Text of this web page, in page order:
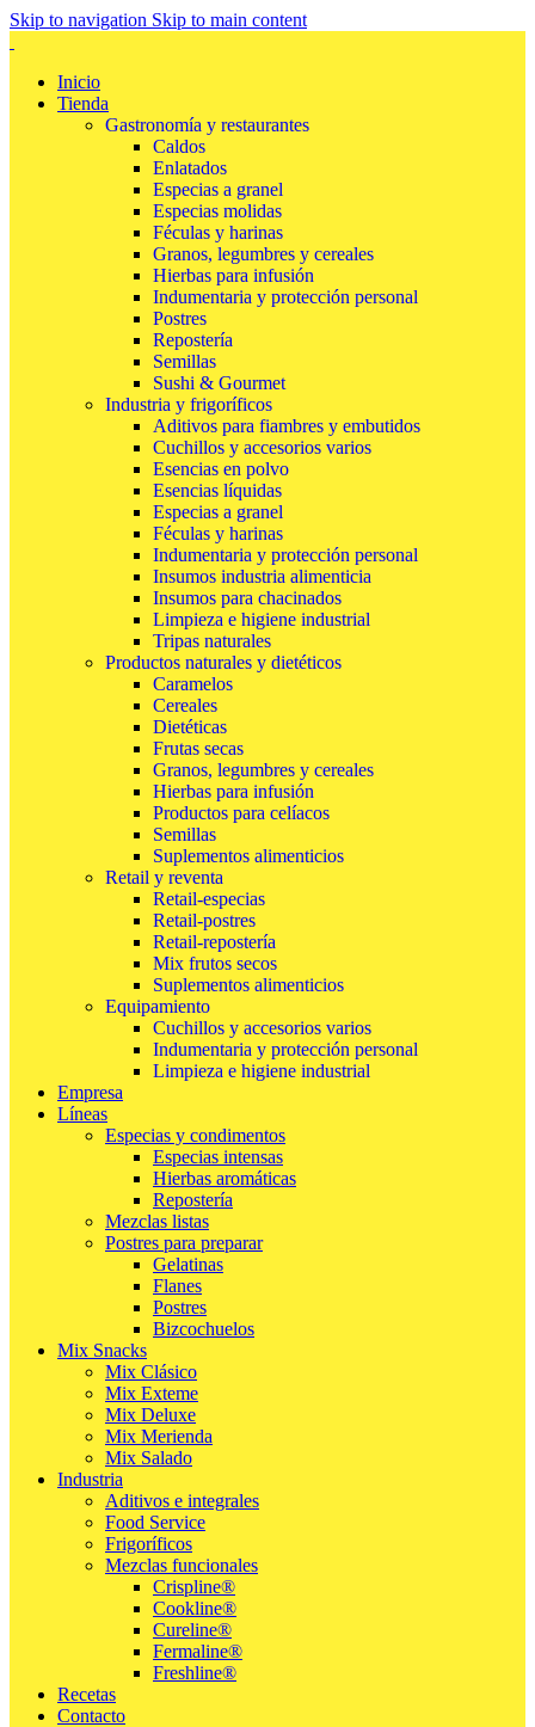
Skip to navigation Skip to main content
Inicio
Tienda
Gastronomía y restaurantes
Caldos
Enlatados
Especias a granel
Especias molidas
Féculas y harinas
Granos, legumbres y cereales
Hierbas para infusión
Indumentaria y protección personal
Postres
Repostería
Semillas
Sushi & Gourmet
Industria y frigoríficos
Aditivos para fiambres y embutidos
Cuchillos y accesorios varios
Esencias en polvo
Esencias líquidas
Especias a granel
Féculas y harinas
Indumentaria y protección personal
Insumos industria alimenticia
Insumos para chacinados
Limpieza e higiene industrial
Tripas naturales
Productos naturales y dietéticos
Caramelos
Cereales
Dietéticas
Frutas secas
Granos, legumbres y cereales
Hierbas para infusión
Productos para celíacos
Semillas
Suplementos alimenticios
Retail y reventa
Retail-especias
Retail-postres
Retail-repostería
Mix frutos secos
Suplementos alimenticios
Equipamiento
Cuchillos y accesorios varios
Indumentaria y protección personal
Limpieza e higiene industrial
Empresa
Líneas
Especias y condimentos
Especias intensas
Hierbas aromáticas
Repostería
Mezclas listas
Postres para preparar
Gelatinas
Flanes
Postres
Bizcochuelos
Mix Snacks
Mix Clásico
Mix Exteme
Mix Deluxe
Mix Merienda
Mix Salado
Industria
Aditivos e integrales
Food Service
Frigoríficos
Mezclas funcionales
Crispline®
Cookline®
Cureline®
Fermaline®
Freshline®
Recetas
Contacto